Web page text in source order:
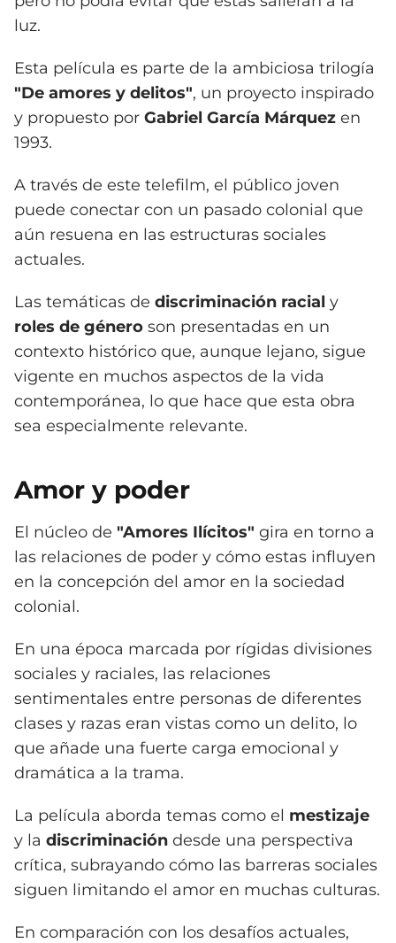
luz.
Esta película es parte de la ambiciosa trilogía
"De amores y delitos", un proyecto inspirado
y propuesto por Gabriel García Márquez en
1993.
A través de este telefilm, el público joven
puede conectar con un pasado colonial que
aún resuena en las estructuras sociales
actuales.
Las temáticas de discriminación racial y
roles de género son presentadas en un
contexto histórico que, aunque lejano, sigue
vigente en muchos aspectos de la vida
contemporánea, lo que hace que esta obra
sea especialmente relevante.
Amor y poder
El núcleo de "Amores Ilícitos" gira en torno a
las relaciones de poder y cómo estas influyen
en la concepción del amor en la sociedad
colonial.
En una época marcada por rígidas divisiones
sociales y raciales, las relaciones
sentimentales entre personas de diferentes
clases y razas eran vistas como un delito, lo
que añade una fuerte carga emocional y
dramática a la trama.
La película aborda temas como el mestizaje
y la discriminación desde una perspectiva
crítica, subrayando cómo las barreras sociales
siguen limitando el amor en muchas culturas.
En comparación con los desafíos actuales,